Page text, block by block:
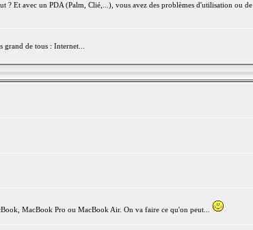
? Et avec un PDA (Palm, Clié,...), vous avez des problèmes d'utilisation ou de
de tous : Internet...
MacBook Pro ou MacBook Air. On va faire ce qu'on peut...